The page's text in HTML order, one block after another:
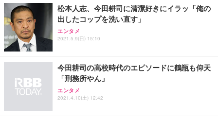
松本人志、今田耕司に清潔好きにイラッ「俺の
出したコップを洗い直す」
エンタメ
2021.5.9(日) 15:10
今田耕司の高校時代のエピソードに鶴瓶も仰天
「刑務所やん」
エンタメ
2021.4.10(土) 12:42